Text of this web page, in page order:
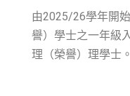
由2025/26學年開
譽）學士之一年級
理（榮譽）理學士。